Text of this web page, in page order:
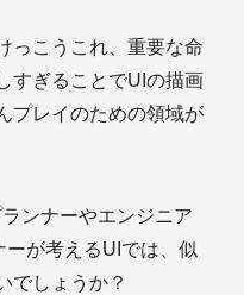
っこうこれ、重要な命
すぎることでUIの描画
プレイのための領域が
ンナーやエンジニア
が考えるUIでは、似
でしょうか？